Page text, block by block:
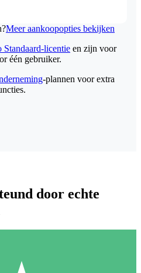
Meer aankoopopties bekijken
Standaard-licentie en zijn voor
één gebruiker.
-plannen voor extra
door echte